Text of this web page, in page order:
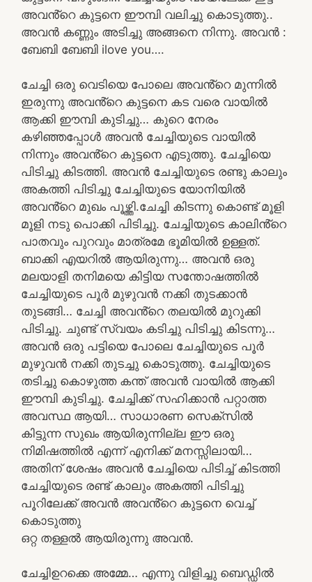
അവൻ്റെ കുട്ടനെ ഈമ്പി വലിച്ചു കൊടുത്തു..
അവൻ കണ്ണും അടിച്ചു അങ്ങനെ നിന്നു. അവൻ :
ബേബി ബേബി ilove you….
ചേച്ചി ഒരു വെടിയെ പോലെ അവൻ്റെ മുന്നിൽ
ഇരുന്നു അവൻ്റെ കുട്ടനെ കട വരെ വായിൽ
ആക്കി ഈമ്പി കുടിച്ചു… കുറെ നേരം
കഴിഞ്ഞപ്പോൾ അവൻ ചേച്ചിയുടെ വായിൽ
നിന്നും അവൻ്റെ കുട്ടനെ എടുത്തു. ചേച്ചിയെ
പിടിച്ചു കിടത്തി. അവൻ ചേച്ചിയുടെ രണ്ടു കാലും
അകത്തി പിടിച്ചു ചേച്ചിയുടെ യോനിയിൽ
അവൻ്റെ മുഖം പൂഴ്ത്തി.ചേച്ചി കിടന്നു കൊണ്ട് മൂളി
മൂളി നടു പൊക്കി പിടിച്ചു. ചേച്ചിയുടെ കാലിൻ്റെ
പാതവും പുറവും മാത്രമേ ഭൂമിയിൽ ഉള്ളത്.
ബാക്കി എയറിൽ ആയിരുന്നു… അവൻ ഒരു
മലയാളി തനിമയെ കിട്ടിയ സന്തോഷത്തിൽ
ചേച്ചിയുടെ പൂർ മുഴുവൻ നക്കി തുടക്കാൻ
തുടങ്ങി… ചേച്ചി അവൻ്റെ തലയിൽ മുറുക്കി
പിടിച്ചു. ചുണ്ട് സ്വയം കടിച്ചു പിടിച്ചു കിടന്നു…
അവൻ ഒരു പട്ടിയെ പോലെ ചേച്ചിയുടെ പൂർ
മുഴുവൻ നക്കി തുടച്ചു കൊടുത്തു. ചേച്ചിയുടെ
തടിച്ചു കൊഴുത്ത കന്ത് അവൻ വായിൽ ആക്കി
ഈമ്പി കുടിച്ചു. ചേച്ചിക്ക് സഹിക്കാൻ പറ്റാത്ത
അവസ്ഥ ആയി… സാധാരണ സെക്സിൽ
കിട്ടുന്ന സുഖം ആയിരുന്നില്ല ഈ ഒരു
നിമിഷത്തിൽ എന്ന് എനിക്ക് മനസ്സിലായി…
അതിന് ശേഷം അവൻ ചേച്ചിയെ പിടിച്ച് കിടത്തി
ചേച്ചിയുടെ രണ്ട് കാലും അകത്തി പിടിച്ചു
പൂറിലേക്ക് അവൻ അവൻ്റെ കുട്ടനെ വെച്ച്
കൊടുത്തു
ഒറ്റ തള്ളൽ ആയിരുന്നു അവൻ.
ചേച്ചിഉറക്കെ അമ്മേ… എന്നു വിളിച്ചു ബെഡ്ഡിൽ